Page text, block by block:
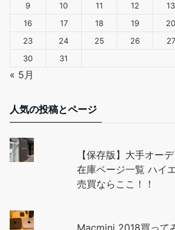
9 10 11 12 13
16
17 18 19 20
23
24 25 26 27
30
31
« 5月
人気の投稿とページ
【保存版】大手オー
在庫ページ一覧 ハイ
売買ならここ！！